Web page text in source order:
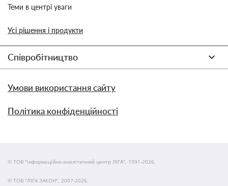
Теми в центрі уваги
Усі рішення і продукти
Співробітництво
Умови використання сайту
Політика конфіденційності
© ТОВ "інформаційно-аналітичний центр ЛІГА", 1991-2026.
© ТОВ "ЛІГА ЗАКОН", 2007-2026.